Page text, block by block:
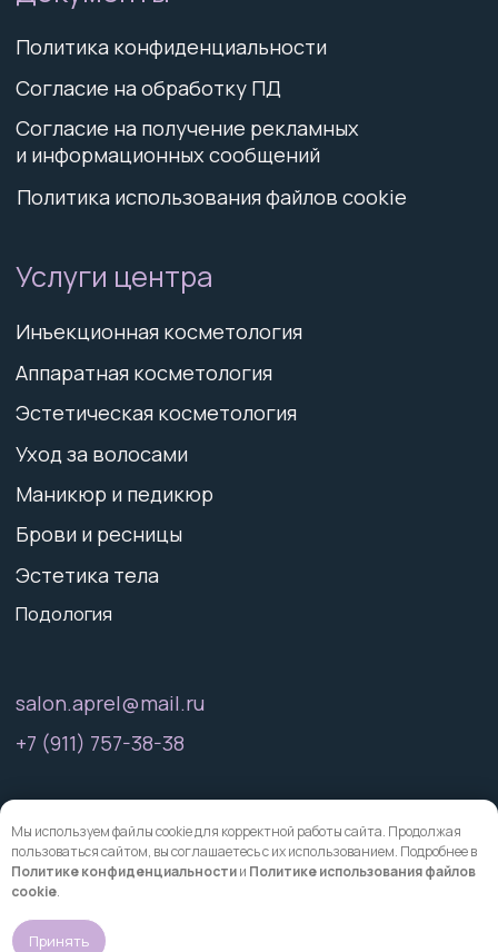
Мы используем файлы cookie для корректной работы сайта. Продолжая
пользоваться сайтом, вы соглашаетесь с их использованием. Подробнее в
Политике конфиденциальностии Политике использования файлов
cookie.
Принять
Онлайн-